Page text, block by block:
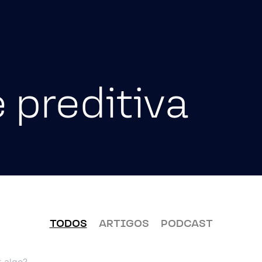
Dados e Analytics
Jornada de Automação Inteligente
Experiência Digital e Agilidade
preditiva
TODOS ARTIGOS PODCAST